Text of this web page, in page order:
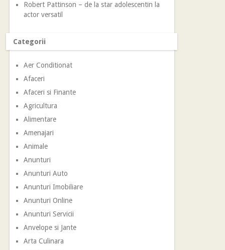
Robert Pattinson – de la star adolescentin la
actor versatil
Categorii
Aer Conditionat
Afaceri
Afaceri si Finante
Agricultura
Alimentare
Amenajari
Animale
Anunturi
Anunturi Auto
Anunturi Imobiliare
Anunturi Online
Anunturi Servicii
Anvelope si Jante
Arta Culinara